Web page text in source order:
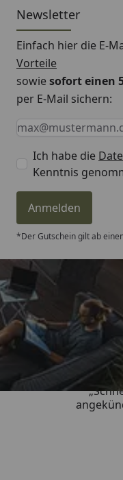
Newsletter
Einfach hier die E-
Vorteile
sowiesofort einen
per E-Mail sichern:
Keine Eingabe
Eingabe erforderlich
E-Mail *
Ich habe die
Kenntnis
Anmelden
*Der Gutschein gilt ab